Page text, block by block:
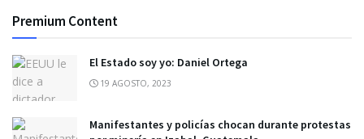
Premium Content
El Estado soy yo: Daniel Ortega
19 AGOSTO, 2023
Manifestantes y policías chocan durante protestas